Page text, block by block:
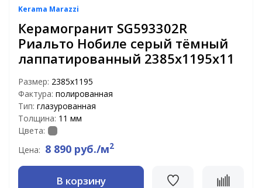
Kerama Marazzi
Керамогранит SG593302R
Риальто Нобиле серый тёмный
лаппатированный 2385х1195х11
Размер: 2385х1195
Фактура: полированная
Тип: глазурованная
Толщина: 11 мм
Цвета:
Цена: 8 890 руб./м2
В корзину